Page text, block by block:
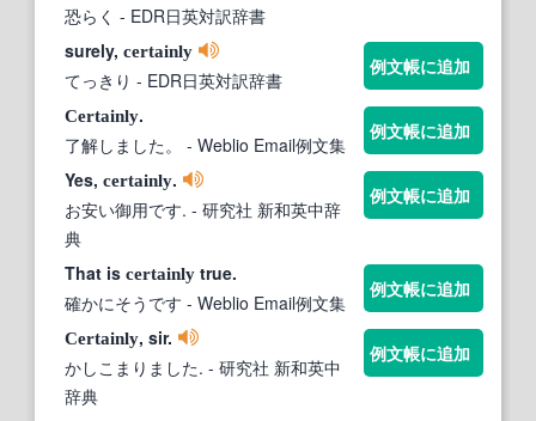
恐らく - EDR日英対訳辞書
surely, certainly
てっきり - EDR日英対訳辞書
例文帳に追加
Certainly.
了解しました。
- Weblio Email例文集
例文帳に追加
Yes, certainly.
お安い御用です. - 研究社 新和英中辞
典
例文帳に追加
That is certainly true.
確かにそうです - Weblio Email例文集
例文帳に追加
Certainly, sir.
かしこまりました. - 研究社 新和英中
辞典
例文帳に追加